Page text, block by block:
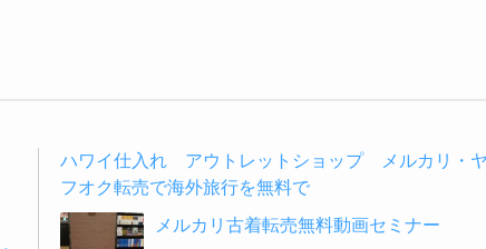
ハワイ仕入れ アウトレットショップ メルカリ・
フオク転売で海外旅行を無料で
メルカリ古着転売無料動画セミナー